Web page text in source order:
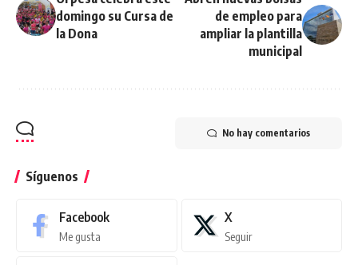
domingo su Cursa de
la Dona
de empleo para
ampliar la plantilla
municipal
No hay comentarios
Síguenos
Facebook
Me gusta
X
Seguir